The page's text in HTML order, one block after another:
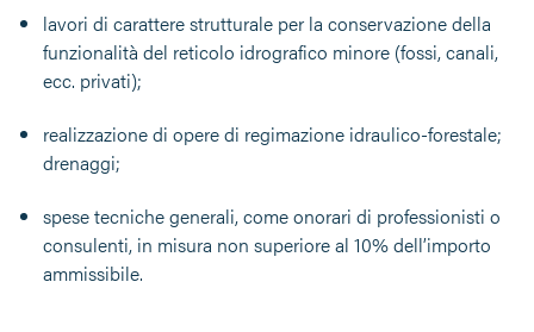
lavori di carattere strutturale per la conservazione della
funzionalità del reticolo idrografico minore (fossi, canali,
ecc. privati);
realizzazione di opere di regimazione idraulico-forestale;
drenaggi;
spese tecniche generali, come onorari di professionisti o
consulenti, in misura non superiore al 10% dell’importo
ammissibile.